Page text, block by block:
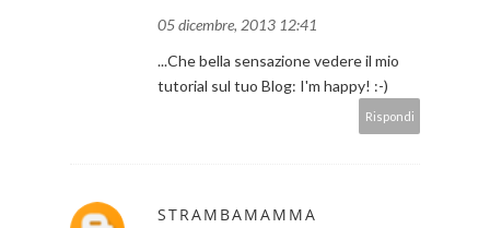
05 dicembre, 2013 12:41
...Che bella sensazione vedere il mio
tutorial sul tuo Blog: I'm happy! :-)
Rispondi
STRAMBAMAMMA